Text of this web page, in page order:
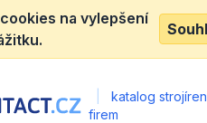
na vylepšení
katalog
firem